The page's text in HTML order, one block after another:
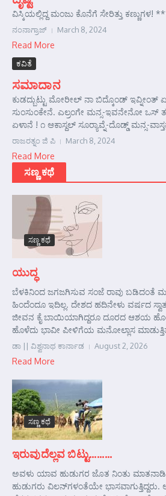
ವಿಸ್ಕಿಯಲ್ಲಿದ್ದ ಮಂಜು ಕೊನೆಗೆ ಸೇರಿತ್ತು ಕಣ್ಣುಗಳ!
ನಂನಾಗ್ರಾಜ್ March 8, 2024
Read More
ಕವಿತೆ
ಸಮಾದಾನ
ಕುಡದ್ಬುಟ್ಟು ಮೋರೀಲ್ ನಾ ಬಿದ್ಕೊಂಡ್ ಇವ್ನೀಂತ್
ಸುಂಸುಂಕೇನೆ. ಎಲ್ರಂಗೇ ಮನ್ಸ-ಇವನೇನೋ ಒಸ್
ಏಳಾನೆ ! ೧ ಆಕಾಸ್ದಲ್ ಸೂರ್‍ಯಾವ್ನೆ-ದೊಡ್ಡ್ ಮನ್ಸ-
ರಾಜರತ್ನಂ ಜಿ ಪಿ March 8, 2024
Read More
ಸಣ್ಣ ಕಥೆ
ಸಣ್ಣ ಕಥೆ
ಯುದ್ಧ
ಬೆಳಕಿನಿಂದ ಜಗಜಗಿಸುವ ಸಂಜೆ ರಾವು ಬಡಿದಂತೆ
ಹಿಂದೆಂದೂ ಇದಿಲ್ಲ. ದೇಶದ ಹದಿನೇಳು ವರ್ಷದ
ಜೀವನ ಕೈ ಬಾಯಿಯಾಗಿದ್ದರೂ ದೂರದ ಆಶಯ
ಹೊಳೆದು ಭಾವೀ ಪೀಳಿಗೆಯ ಮನೋಲ್ಲಾಸ
ಡಾ || ವಿಶ್ವನಾಥ ಕಾರ್ನಾಡ August 2, 2026
Read More
ಸಣ್ಣ ಕಥೆ
ಇರುವುದೆಲ್ಲವ ಬಿಟ್ಟು………
ಅವಳು ಯಾವ ಹುಡುಗರ ಜೊತ ನಿಂತು
ಹುಡುಗರು ವಿಲನ್‌ಗಳಂತೆಯೇ ಭಾಸವಾಗುತ್ತಿದ್ದರು.